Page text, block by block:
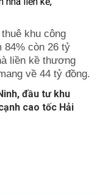
khu công
84% còn 26 tỷ
liền kề thương
về 44 tỷ đồng.
đầu tư khu
cao tốc Hải